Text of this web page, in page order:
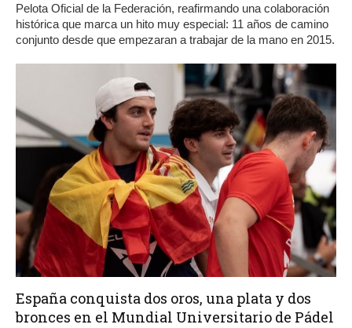
Pelota Oficial de la Federación, reafirmando una colaboración
histórica que marca un hito muy especial: 11 años de camino
conjunto desde que empezaran a trabajar de la mano en 2015.
España conquista dos oros, una plata y dos
bronces en el Mundial Universitario de Pádel